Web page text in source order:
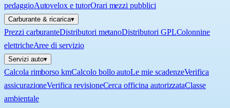
pedaggioAutovelox e tutorOrari mezzi pubblici
Carburante & ricarica▾
Prezzi carburanteDistributori metanoDistributori GPLColonnine
elettricheAree di servizio
Servizi auto▾
Calcola rimborso kmCalcolo bollo autoLe mie scadenzeVerifica
assicurazioneVerifica revisioneCerca officina autorizzataClasse
ambientale